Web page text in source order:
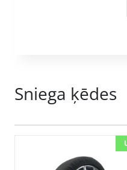
Sniega ķēdes